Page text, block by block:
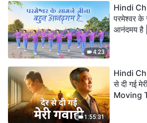
4:23
Hindi
परमेश्वर के
आनंदमय है
1:55:31
Hindi
से दी गई
Moving